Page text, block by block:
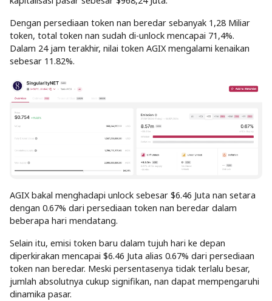
Dengan persediaan token nan beredar sebanyak 1,28 Miliar
token, total token nan sudah di-unlock mencapai 71,4%.
Dalam 24 jam terakhir, nilai token AGIX mengalami kenaikan
sebesar 11.82%.
AGIX bakal menghadapi unlock sebesar $6.46 Juta nan setara
dengan 0.67% dari persediaan token nan beredar dalam
beberapa hari mendatang.
Selain itu, emisi token baru dalam tujuh hari ke depan
diperkirakan mencapai $6.46 Juta alias 0.67% dari persediaan
token nan beredar. Meski persentasenya tidak terlalu besar,
jumlah absolutnya cukup signifikan, nan dapat mempengaruhi
dinamika pasar.